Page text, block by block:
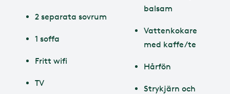
2 separata sovrum
1 soffa
Fritt wifi
TV
balsam
Vattenkokare
med kaffe/te
Hårfön
Strykjärn och